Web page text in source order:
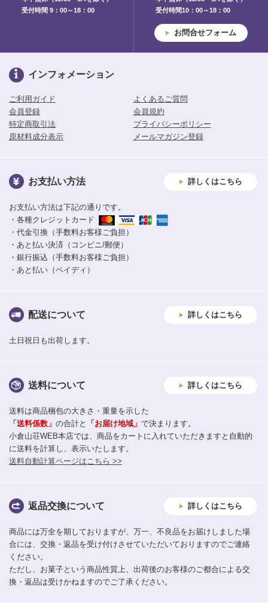
受付時間 9：00～18：00
受付時間10：00～18：00
お問合せフォーム
インフォメーション
ご利用ガイド
よくあるご質問
会員登録
会員規約
特定商取引法
プライバシーポリシー
原材料成分表示
メールマガジン登録
お支払い方法 詳しくはこちら
お支払い方法は下記の通りです。
・各種クレジットカード
・代金引換（手数料お客様ご負担）
・あと払い決済（コンビニ/郵便）
・銀行振込（手数料お客様ご負担）
・あと払い（ペイディ）
配送について 詳しくはこちら
土日祝日も出荷します。
送料について 詳しくはこちら
送料は商品梱包の大きさ・重量を示した
「送料係数」 の合計と 「お届け地域」 で決まります。
小倉山荘WEB本店では、商品をカートに入れていただきますと自動的
に送料を計算し、表示いたします。
送料自動計算ページはこちら >>
返品交換について 詳しくはこちら
商品には万全を期しておりますが、万一、不良品をお届けしました場
合には、交換・返品を受け付けさせていただいておりますのでご連絡
ください。
ただし、お菓子という商品性質上、出荷後のお客様のご都合による交
換・返品は受けかねますのでご了承ください。